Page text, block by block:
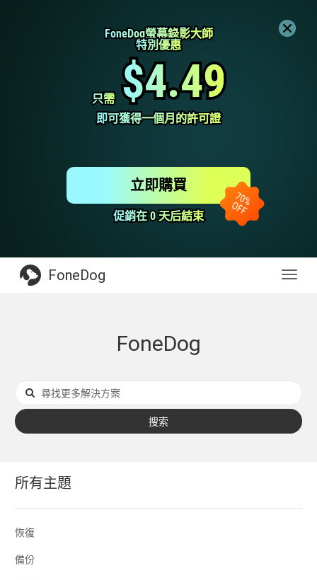
FoneDog螢幕錄影大師
FoneDog螢幕錄影大師
特別優惠
特別優惠
只需
只需 $4.49
$4.49
即可獲得一個月的許可證
即可獲得一個月的許可證
促銷在 0 天后結束
促銷在 0 天后結束
立即購買
FoneDog
FoneDog
搜索
所有主題
恢復
備份